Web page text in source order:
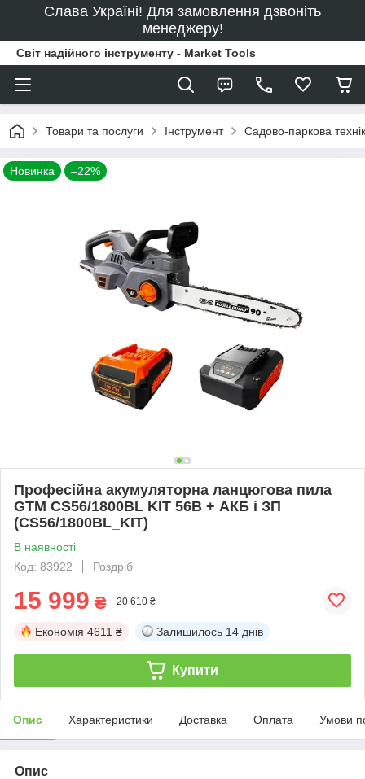
Слава Україні! Для замовлення дзвоніть
менеджеру!
Світ надійного інструменту - Market Tools
Товари та послуги Інструмент Садово-паркова
Новинка –22%
Професійна акумуляторна ланцюгова пила
GTM CS56/1800BL KIT 56В + АКБ і ЗП
(CS56/1800BL_KIT)
В наявності
Код: 83922
Роздріб
15 999 ₴ 20 610 ₴
Економія 4611 ₴ Залишилось 14 днів
Купити
Опис Характеристики Доставка Оплата Умови
Опис